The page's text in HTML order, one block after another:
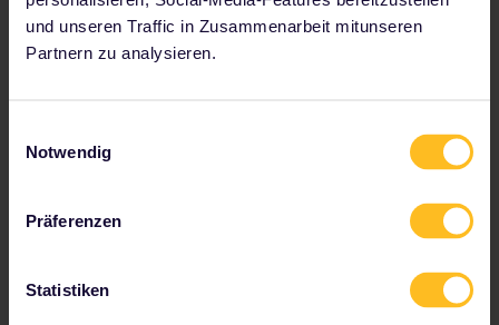
und unseren Traffic in Zusammenarbeit mitunseren
Partnern zu analysieren.
Notwendig
Präferenzen
Statistiken
Deutschlands größte Städte können leicht mit
werden.